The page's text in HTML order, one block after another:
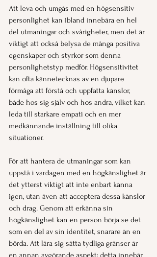
Att leva och umgås med en högsensitiv
personlighet kan ibland innebära en hel
del utmaningar och svårigheter, men det är
viktigt att också belysa de många positiva
egenskaper och styrkor som denna
personlighetstyp medför. Högsensitivitet
kan ofta kännetecknas av en djupare
förmåga att förstå och uppfatta känslor,
både hos sig själv och hos andra, vilket kan
leda till starkare empati och en mer
medkännande inställning till olika
situationer.
För att hantera de utmaningar som kan
uppstå i vardagen med en högkänslighet är
det ytterst viktigt att inte enbart känna
igen, utan även att acceptera dessa känslor
och drag. Genom att erkänna sin
högkänslighet kan en person börja se det
som en del av sin identitet, snarare än en
börda. Att lära sig sätta tydliga gränser är
en annan avgörande aspekt; detta innebär